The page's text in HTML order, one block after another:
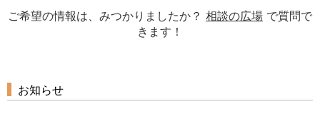
ご希望の情報は、みつかりましたか？ 相談の広場 で質問で
きます！
お知らせ